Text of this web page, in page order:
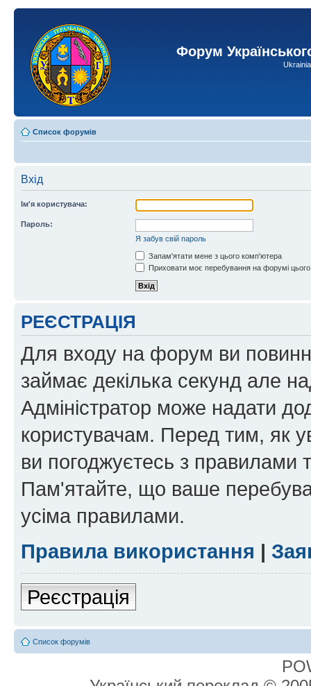
Форум
Список форумів
Вхід
Ім'я користувача:
Пароль:
Я забув свій пароль
Запам'ятати мене з цього комп'ютера
Приховати моє перебування на форумі
РЕЄСТРАЦІЯ
Для входу на форум ви
займає декілька секунд але
Адміністратор може надати
користувачам. Перед тим, як
ви погоджуєтесь з правилами
Пам'ятайте, що ваше
усіма правилами.
Правила використання |
Реєстрація
Список форумів